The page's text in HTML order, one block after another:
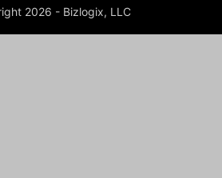
2026 - Bizlogix, LLC